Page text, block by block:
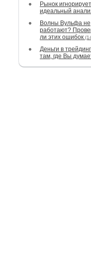
Рынок
идеальный
Волны Вульфа не
работают?
ли этих ошибок
Деньги в
там, где Вы